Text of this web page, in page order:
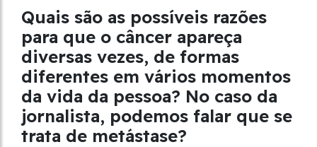
Quais são as possíveis razões
para que o câncer apareça
diversas vezes, de formas
diferentes em vários momentos
da vida da pessoa? No caso da
jornalista, podemos falar que se
trata de metástase?